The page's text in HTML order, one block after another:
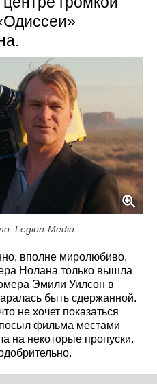
Legion-Media
вполне миролюбиво.
Нолана только вышла
Эмили Уилсон в
быть сдержанной.
не хочет показаться
фильма местами
на некоторые пропуски.